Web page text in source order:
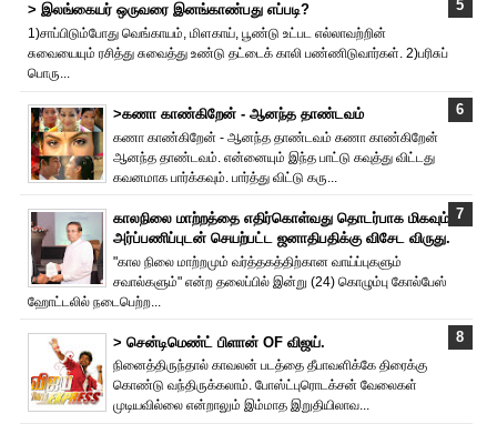
> இலங்கையர் ஒருவரை இனங்காண்பது எப்படி?
1)சாப்பிடும்போது வெங்காயம், மிளகாய், பூண்டு உட்பட எல்லாவற்றின்
சுவையையும் ரசித்து சுவைத்து உண்டு தட்டைக் காலி பண்ணிடுவார்கள். 2)பரிசுப்
பொரு...
>கணா காண்கிறேன் - ஆனந்த தாண்டவம்
கணா காண்கிறேன் - ஆனந்த தாண்டவம் கணா காண்கிறேன்
ஆனந்த தாண்டவம். என்னையும் இந்த பாட்டு கவுத்து விட்டது
கவனமாக பார்க்கவும். பார்த்து விட்டு கரு...
காலநிலை மாற்றத்தை எதிர்கொள்வது தொடர்பாக மிகவும்
அர்ப்பணிப்புடன் செயற்பட்ட ஜனாதிபதிக்கு விசேட விருது.
"கால நிலை மாற்றமும் வர்த்தகத்திற்கான வாய்ப்புகளும்
சவால்களும்" என்ற தலைப்பில் இன்று (24) கொழும்பு கோல்பேஸ்
ஹோட்டலில் நடைபெற்ற...
> சென்டிமெண்ட் பிளான் OF விஜய்.
நினைத்திருந்தால் காவலன் படத்தை தீபாவளிக்கே திரைக்கு
கொண்டு வந்திருக்கலாம். போஸ்ட்புரொட‌க்சன் வேலைகள்
முடியவில்லை என்றாலும் இம்மாத இறுதியிலாவ...